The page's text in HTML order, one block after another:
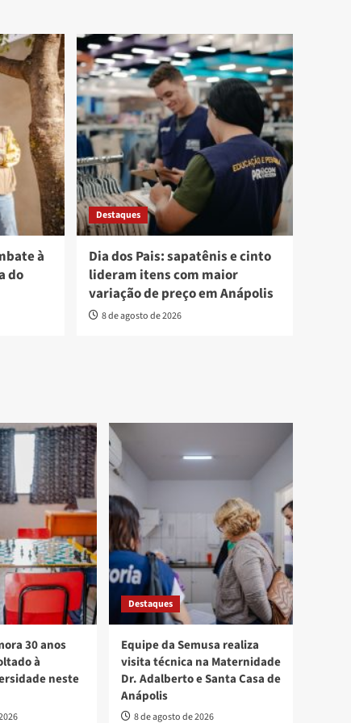
à
do
Destaques
Dia dos Pais: sapatênis e cinto
lideram itens com maior
variação de preço em Anápolis
8 de agosto de 2026
30 anos
à
neste
Destaques
Equipe da Semusa realiza
visita técnica na Maternidade
Dr. Adalberto e Santa Casa de
Anápolis
8 de agosto de 2026